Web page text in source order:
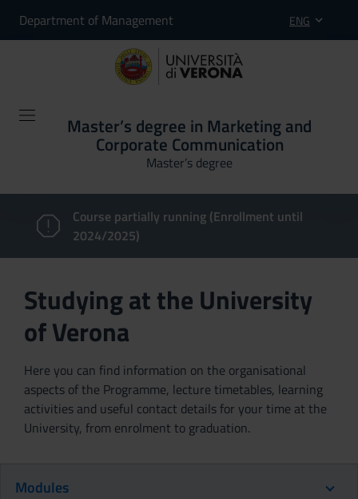
Department of Management ENG
Master’s degree in Marketing and
Corporate Communication
Master’s degree
Course partially running (Enrollment until
2024/2025)
Studying at the University
of Verona
Here you can find information on the organisational
aspects of the Programme, lecture timetables, learning
activities and useful contact details for your time at the
University, from enrolment to graduation.
Modules